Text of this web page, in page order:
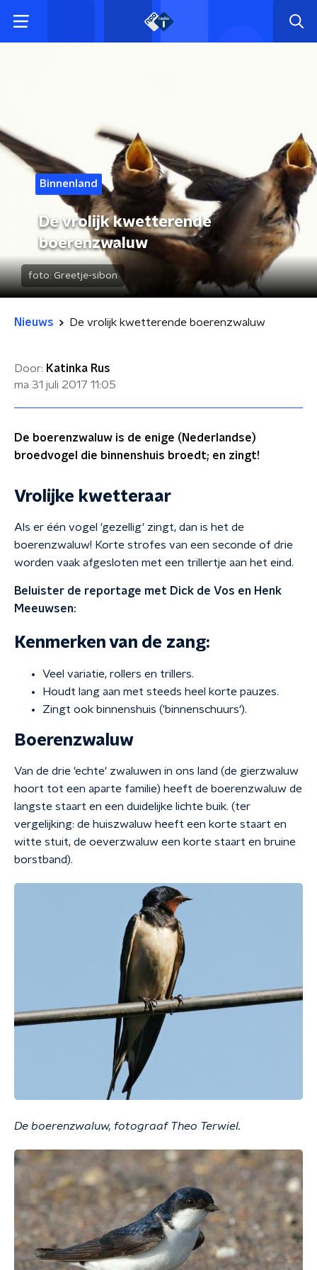
Binnenland
De vrolijk kwetterende
boerenzwaluw
foto: Greetje-sibon
Nieuws De vrolijk kwetterende boerenzwaluw
Door: Katinka Rus
ma 31 juli 2017 11:05
De boerenzwaluw is de enige (Nederlandse)
broedvogel die binnenshuis broedt; en zingt!
Vrolijke kwetteraar
Als er één vogel 'gezellig' zingt, dan is het de
boerenzwaluw! Korte strofes van een seconde of drie
worden vaak afgesloten met een trillertje aan het eind.
Beluister de reportage met Dick de Vos en Henk
Meeuwsen:
Kenmerken van de zang:
Veel variatie, rollers en trillers.
Houdt lang aan met steeds heel korte pauzes.
Zingt ook binnenshuis ('binnenschuurs').
Boerenzwaluw
Van de drie 'echte' zwaluwen in ons land (de gierzwaluw
hoort tot een aparte familie) heeft de boerenzwaluw de
langste staart en een duidelijke lichte buik. (ter
vergelijking: de huiszwaluw heeft een korte staart en
witte stuit, de oeverzwaluw een korte staart en bruine
borstband).
De boerenzwaluw, fotograaf Theo Terwiel.